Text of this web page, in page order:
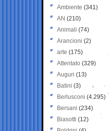
Ambiente (341)
AN (210)
Animali (74)
Arancioni (2)
arte (175)
Attentato (329)
Auguri (13)
Batini (3)
Berlusconi (4.295)
Bersani (234)
Biasotti (12)